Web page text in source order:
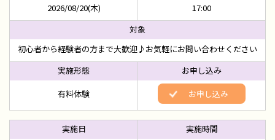
2026/08/20(木) 17:00
初心者から経験者の方まで大歓迎♪お気軽にお問い合わせください
有料体験 お申し込み